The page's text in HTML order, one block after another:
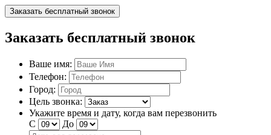
Заказать бесплатный звонок
Заказать бесплатный звонок
Ваше имя:
Телефон:
Город:
Цель звонка:
Укажите время и дату, когда вам перезвонить
С
До